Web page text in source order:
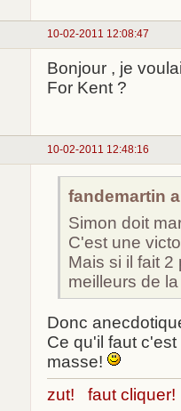
10-02-2011 12:08:47
Bonjour , je
For Kent ?
10-02-2011 12:48:16
fandemartin
Simon doit
C'est une
Mais si il fait
meilleurs de
Donc
Ce qu'il faut
masse!
zut! faut cliquer!